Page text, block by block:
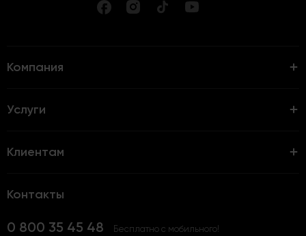
Компания
Услуги
Клиентам
Контакты
0 800 35 45 48 Бесплатно с мобильного!